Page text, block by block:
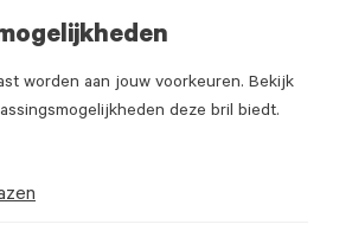
worden aan jouw voorkeuren. Bekijk
deze bril biedt.